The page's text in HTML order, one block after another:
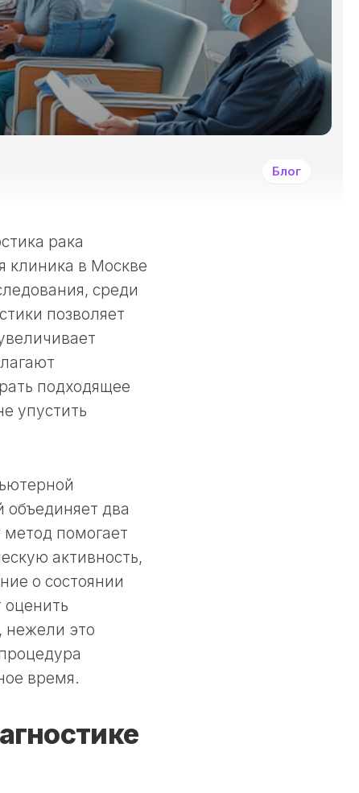
И
ДРУГИМИ
ОПУХОЛЯМИ?
СИМПТОМЫ
ЗАБОЛЕВАНИЯ
РАКОМ
И
Блог
рака
клиника в Москве
среди
позволяет
подходящее
упустить
два
помогает
активность,
о состоянии
оценить
нежели это
время.